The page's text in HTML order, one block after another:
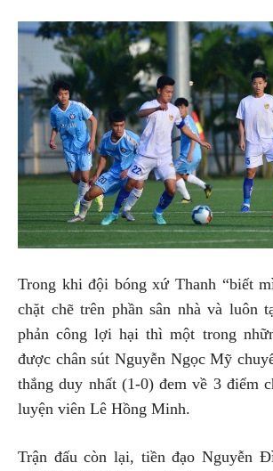
Trong khi đội bóng xứ Thanh “biết
chặt chẽ trên phần sân nhà và luôn
phản công lợi hại thì một trong
được chân sút Nguyễn Ngọc Mỹ
thắng duy nhất (1-0) đem về 3 điểm
luyện viên Lê Hồng Minh.
Trận đấu còn lại, tiền đạo Nguyễn